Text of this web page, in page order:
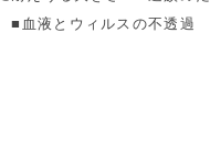
■血液とウィルスの不透過